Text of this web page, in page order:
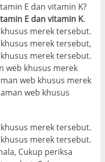
E dan vitamin K?
E dan vitamin K.
merek tersebut.
merek tersebut,
merek tersebut.
web khusus merek
web khusus merek
web khusus
merek tersebut.
merek tersebut.
Cukup periksa